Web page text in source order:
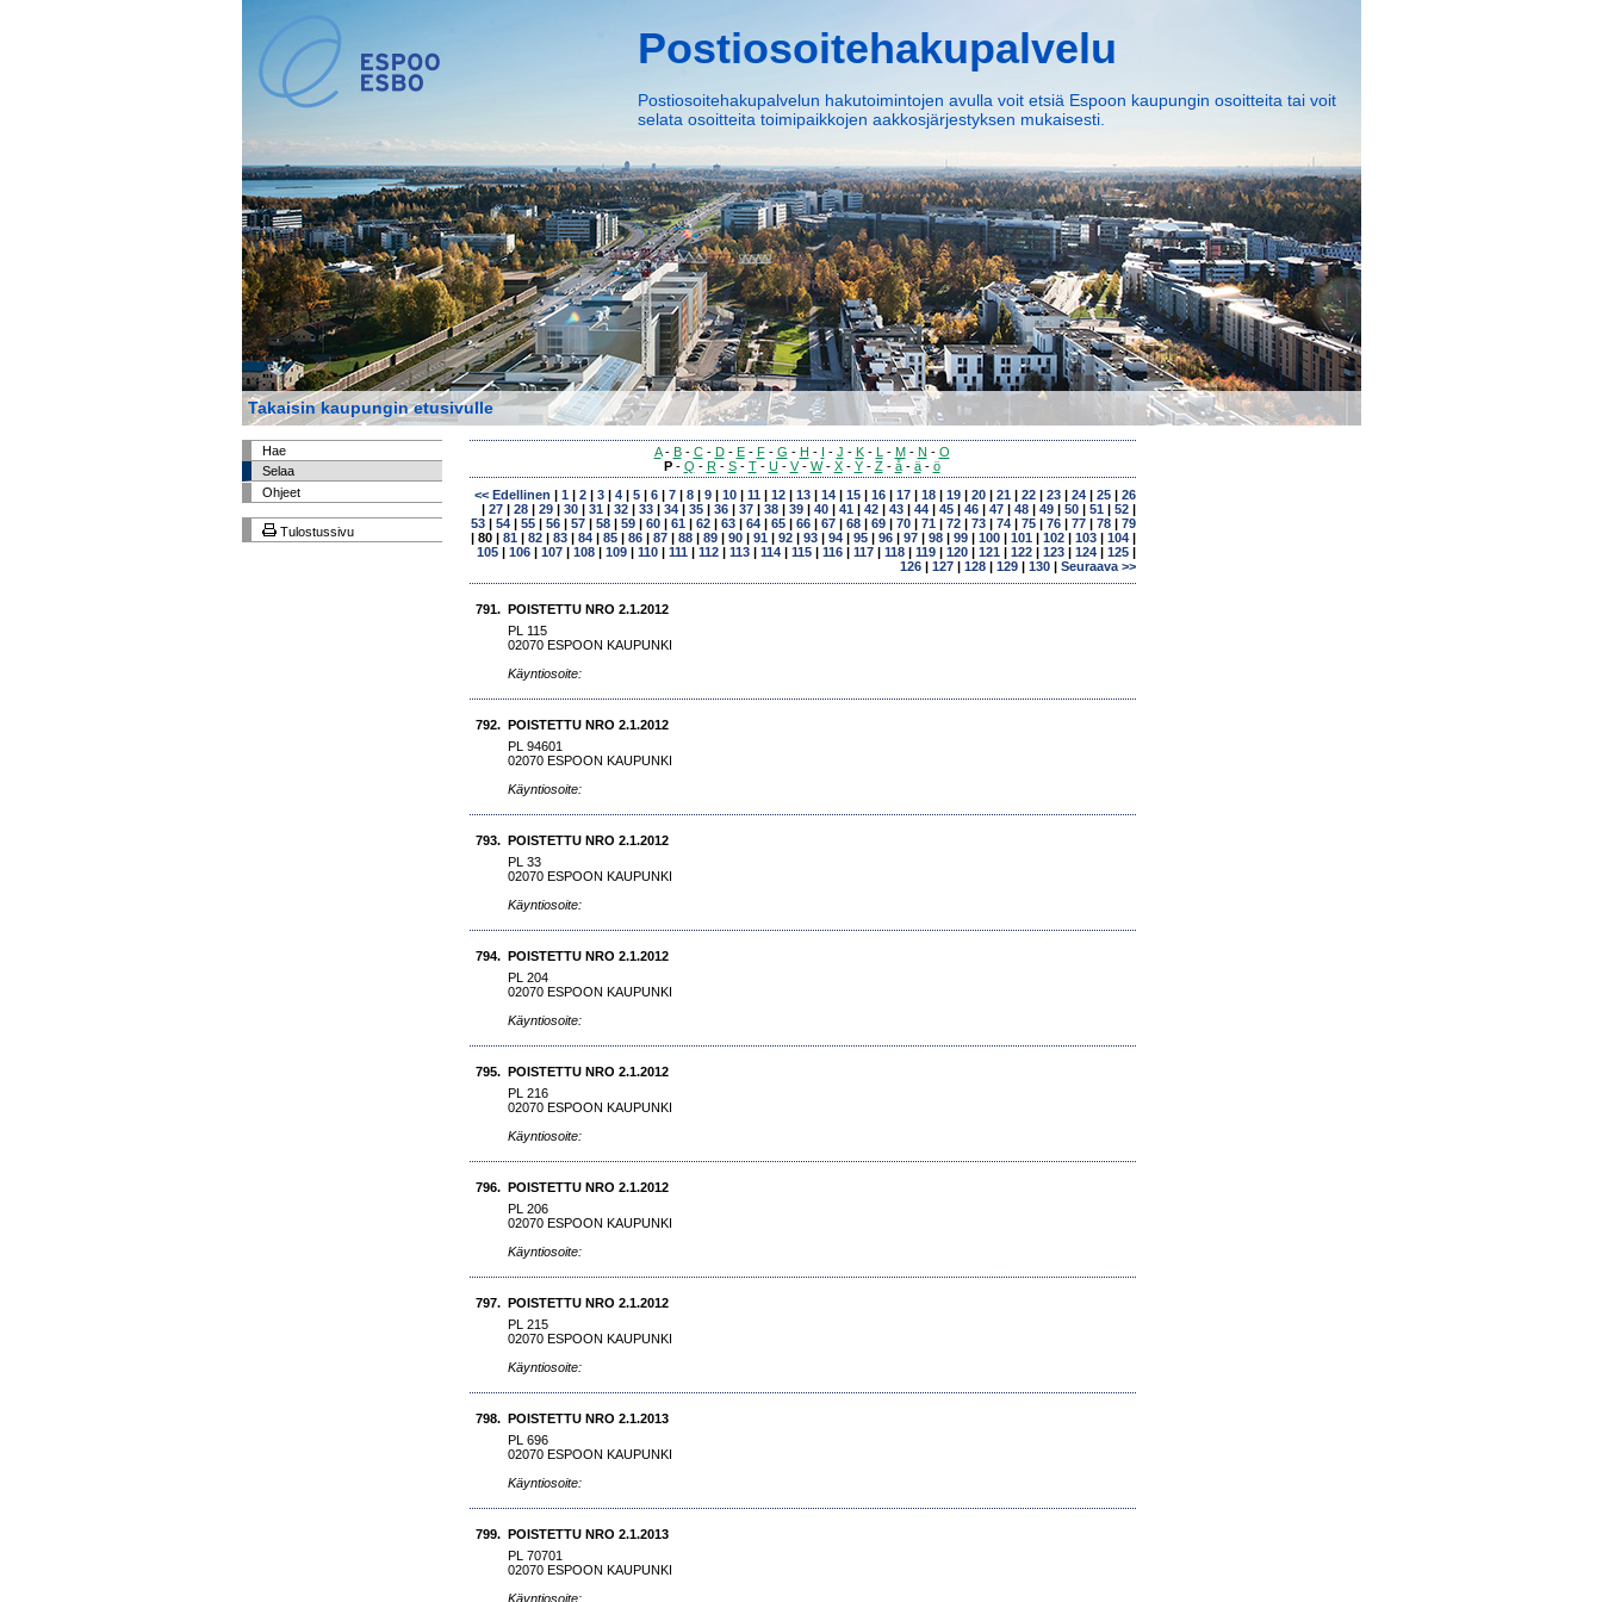
Postiosoitehakupalvelu
Postiosoitehakupalvelun hakutoimintojen avulla voit etsiä Espoon kaupungin osoitteita tai voit
selata osoitteita toimipaikkojen aakkosjärjestyksen mukaisesti.
Takaisin kaupungin etusivulle
Hae
Selaa
Ohjeet
Tulostussivu
A- B- C- D- E- F- G - H - I - J - K- L - M- N - O
P- Q - R- S- T- U- V- W- X- Y- Z- å- ä- ö
<< Edellinen | 1| 2| 3| 4| 5| 6| 7| 8| 9| 10| 11| 12| 13| 14| 15| 16| 17| 18| 19| 20| 21| 22| 23| 24| 25| 26
| 27| 28| 29| 30| 31| 32| 33| 34| 35| 36| 37| 38| 39| 40| 41| 42| 43| 44| 45| 46| 47| 48| 49| 50| 51| 52|
53| 54| 55| 56| 57| 58| 59| 60| 61| 62| 63| 64| 65| 66| 67| 68| 69| 70| 71| 72| 73| 74| 75| 76| 77| 78| 79
| 80| 81| 82| 83| 84| 85| 86| 87| 88| 89| 90| 91| 92| 93| 94| 95| 96| 97| 98| 99| 100| 101| 102| 103| 104|
105| 106| 107| 108| 109| 110| 111| 112| 113| 114| 115| 116| 117| 118| 119| 120| 121| 122| 123| 124| 125|
126| 127| 128| 129| 130| Seuraava >>
791. POISTETTU NRO 2.1.2012
PL 115
02070 ESPOON KAUPUNKI
Käyntiosoite:
792. POISTETTU NRO 2.1.2012
PL 94601
02070 ESPOON KAUPUNKI
Käyntiosoite:
793. POISTETTU NRO 2.1.2012
PL 33
02070 ESPOON KAUPUNKI
Käyntiosoite:
794. POISTETTU NRO 2.1.2012
PL 204
02070 ESPOON KAUPUNKI
Käyntiosoite:
795. POISTETTU NRO 2.1.2012
PL 216
02070 ESPOON KAUPUNKI
Käyntiosoite:
796. POISTETTU NRO 2.1.2012
PL 206
02070 ESPOON KAUPUNKI
Käyntiosoite:
797. POISTETTU NRO 2.1.2012
PL 215
02070 ESPOON KAUPUNKI
Käyntiosoite:
798. POISTETTU NRO 2.1.2013
PL 696
02070 ESPOON KAUPUNKI
Käyntiosoite:
799. POISTETTU NRO 2.1.2013
PL 70701
02070 ESPOON KAUPUNKI
Käyntiosoite: